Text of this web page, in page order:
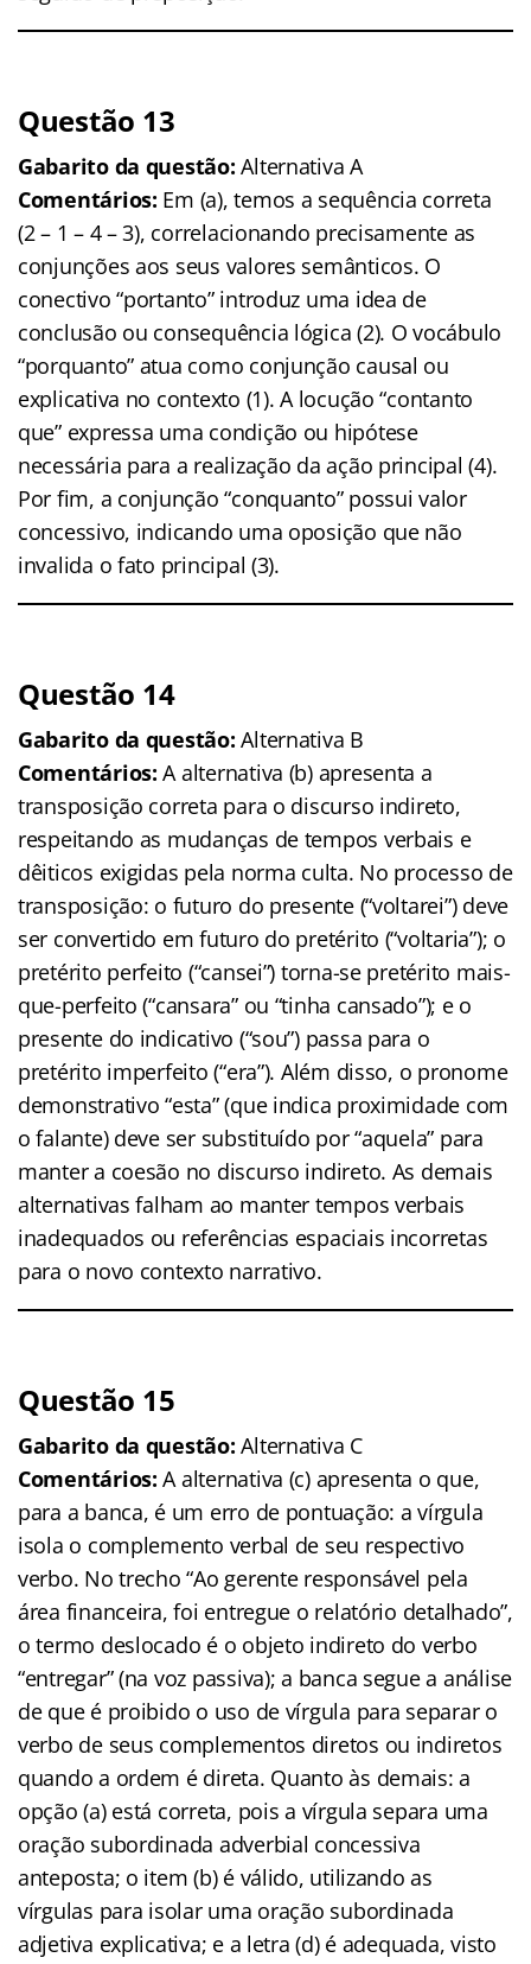
Questão 13
Gabarito da questão: Alternativa A
Comentários: Em (a), temos a sequência correta
(2 – 1 – 4 – 3), correlacionando precisamente as
conjunções aos seus valores semânticos. O
conectivo “portanto” introduz uma idea de
conclusão ou consequência lógica (2). O vocábulo
“porquanto” atua como conjunção causal ou
explicativa no contexto (1). A locução “contanto
que” expressa uma condição ou hipótese
necessária para a realização da ação principal (4).
Por fim, a conjunção “conquanto” possui valor
concessivo, indicando uma oposição que não
invalida o fato principal (3).
Questão 14
Gabarito da questão: Alternativa B
Comentários: A alternativa (b) apresenta a
transposição correta para o discurso indireto,
respeitando as mudanças de tempos verbais e
dêiticos exigidas pela norma culta. No processo de
transposição: o futuro do presente (“voltarei”) deve
ser convertido em futuro do pretérito (“voltaria”); o
pretérito perfeito (“cansei”) torna-se pretérito mais-
que-perfeito (“cansara” ou “tinha cansado”); e o
presente do indicativo (“sou”) passa para o
pretérito imperfeito (“era”). Além disso, o pronome
demonstrativo “esta” (que indica proximidade com
o falante) deve ser substituído por “aquela” para
manter a coesão no discurso indireto. As demais
alternativas falham ao manter tempos verbais
inadequados ou referências espaciais incorretas
para o novo contexto narrativo.
Questão 15
Gabarito da questão: Alternativa C
Comentários: A alternativa (c) apresenta o que,
para a banca, é um erro de pontuação: a vírgula
isola o complemento verbal de seu respectivo
verbo. No trecho “Ao gerente responsável pela
área financeira, foi entregue o relatório detalhado”,
o termo deslocado é o objeto indireto do verbo
“entregar” (na voz passiva); a banca segue a análise
de que é proibido o uso de vírgula para separar o
verbo de seus complementos diretos ou indiretos
quando a ordem é direta. Quanto às demais: a
opção (a) está correta, pois a vírgula separa uma
oração subordinada adverbial concessiva
anteposta; o item (b) é válido, utilizando as
vírgulas para isolar uma oração subordinada
adjetiva explicativa; e a letra (d) é adequada, visto